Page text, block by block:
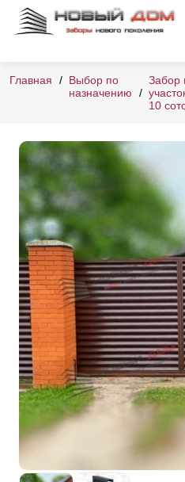
Главная
Выбор по
назначению
Забор
10